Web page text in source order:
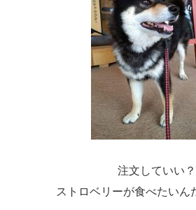
注文していい？
ストロベリーが食べたいん